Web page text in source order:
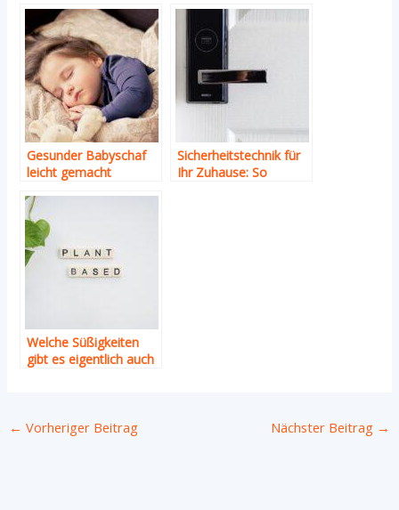
Gesunder Babyschaf
leicht gemacht
Sicherheitstechnik für
Ihr Zuhause: So
Welche Süßigkeiten
gibt es eigentlich auch
← Vorheriger Beitrag Nächster Beitrag →